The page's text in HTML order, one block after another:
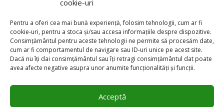
cookie-uri
Pentru a oferi cea mai bună experiență, folosim tehnologii, cum ar fi
cookie-uri, pentru a stoca și/sau accesa informațiile despre dispozitive.
Consimțământul pentru aceste tehnologii ne permite să procesăm date,
cum ar fi comportamentul de navigare sau ID-uri unice pe acest site.
Dacă nu îți dai consimțământul sau îți retragi consimțământul dat poate
avea afecte negative asupra unor anumite funcționalități și funcții.
Acceptă
 Str. Trandafirilor 24, Botoșani
office@pneumobt.ro